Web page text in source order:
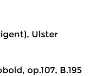
Ulster
op.107, B.195